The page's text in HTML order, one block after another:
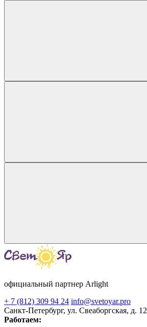
официальный партнер Arlight
+ 7 (812) 309 94 24 info@svetoyar.pro
Санкт-Петербург, ул. Свеаборгская, д. 12
Работаем: